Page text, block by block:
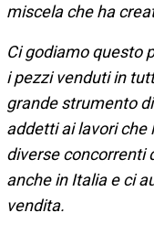
miscela che ha
Ci godiamo questo
i pezzi venduti in
grande strumento
addetti ai lavori che
diverse concorrenti
anche in Italia e ci
vendita.